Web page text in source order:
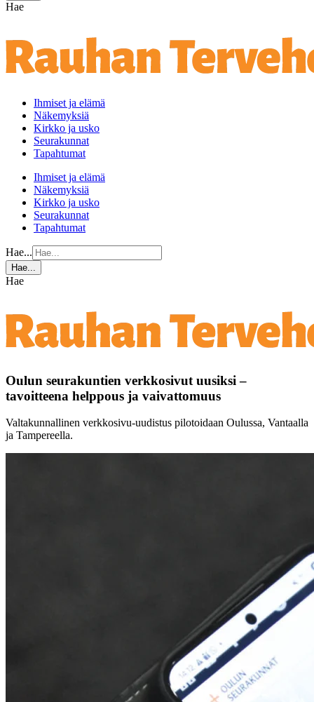
Hae
Ihmiset ja elämä
Näkemyksiä
Kirkko ja usko
Seurakunnat
Tapahtumat
Ihmiset ja elämä
Näkemyksiä
Kirkko ja usko
Seurakunnat
Tapahtumat
Hae...
Hae...
Hae
Oulun seurakuntien verkkosivut uusiksi –
tavoitteena helppous ja vaivattomuus
Valtakunnallinen verkkosivu-uudistus pilotoidaan Oulussa, Vantaalla
ja Tampereella.